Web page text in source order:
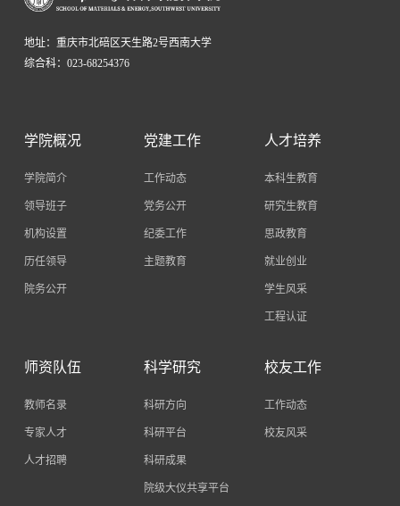
地址：重庆市北碚区天生路2号西南大学
综合科：023-68254376
学院概况
学院简介
领导班子
机构设置
历任领导
院务公开
党建工作
工作动态
党务公开
纪委工作
主题教育
人才培养
本科生教育
研究生教育
思政教育
就业创业
学生风采
工程认证
师资队伍
教师名录
专家人才
人才招聘
科学研究
科研方向
科研平台
科研成果
院级大仪共享平台
校友工作
工作动态
校友风采